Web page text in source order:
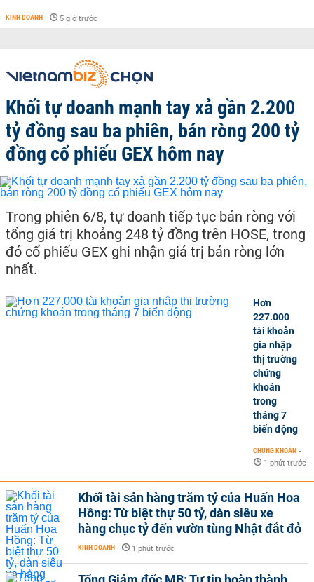
KINH DOANH - 5 giờ trước
Khối tự doanh mạnh tay xả gần 2.200
tỷ đồng sau ba phiên, bán ròng 200 tỷ
đồng cổ phiếu GEX hôm nay
Trong phiên 6/8, tự doanh tiếp tục bán ròng với
tổng giá trị khoảng 248 tỷ đồng trên HOSE, trong
đó cổ phiếu GEX ghi nhận giá trị bán ròng lớn
nhất.
Hơn
227.000
tài khoản
gia nhập
thị trường
chứng
khoán
trong
tháng 7
biến động
CHỨNG KHOÁN -
1 phút trước
Khối tài sản hàng trăm tỷ của Huấn Hoa
Hồng: Từ biệt thự 50 tỷ, dàn siêu xe
hàng chục tỷ đến vườn tùng Nhật đắt đỏ
KINH DOANH - 1 phút trước